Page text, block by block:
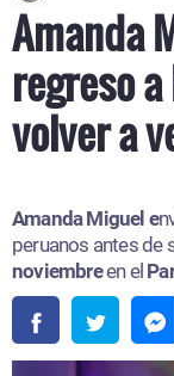
Amanda
regreso a
volver a
Amanda Miguel e
peruanos antes de
noviembreen el